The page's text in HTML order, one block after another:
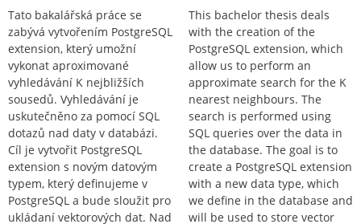
Tato bakalářská práce se
zabývá vytvořením PostgreSQL
extension, který umožní
vykonat aproximované
vyhledávání K nejbližších
sousedů. Vyhledávání je
uskutečněno za pomocí SQL
dotazů nad daty v databázi.
Cíl je vytvořit PostgreSQL
extension s novým datovým
typem, který definujeme v
PostgreSQL a bude sloužit pro
ukládaní vektorových dat. Nad
This bachelor thesis deals
with the creation of the
PostgreSQL extension, which
allow us to perform an
approximate search for the K
nearest neighbours. The
search is performed using
SQL queries over the data in
the database. The goal is to
create a PostgreSQL extension
with a new data type, which
we define in the database and
will be used to store vector